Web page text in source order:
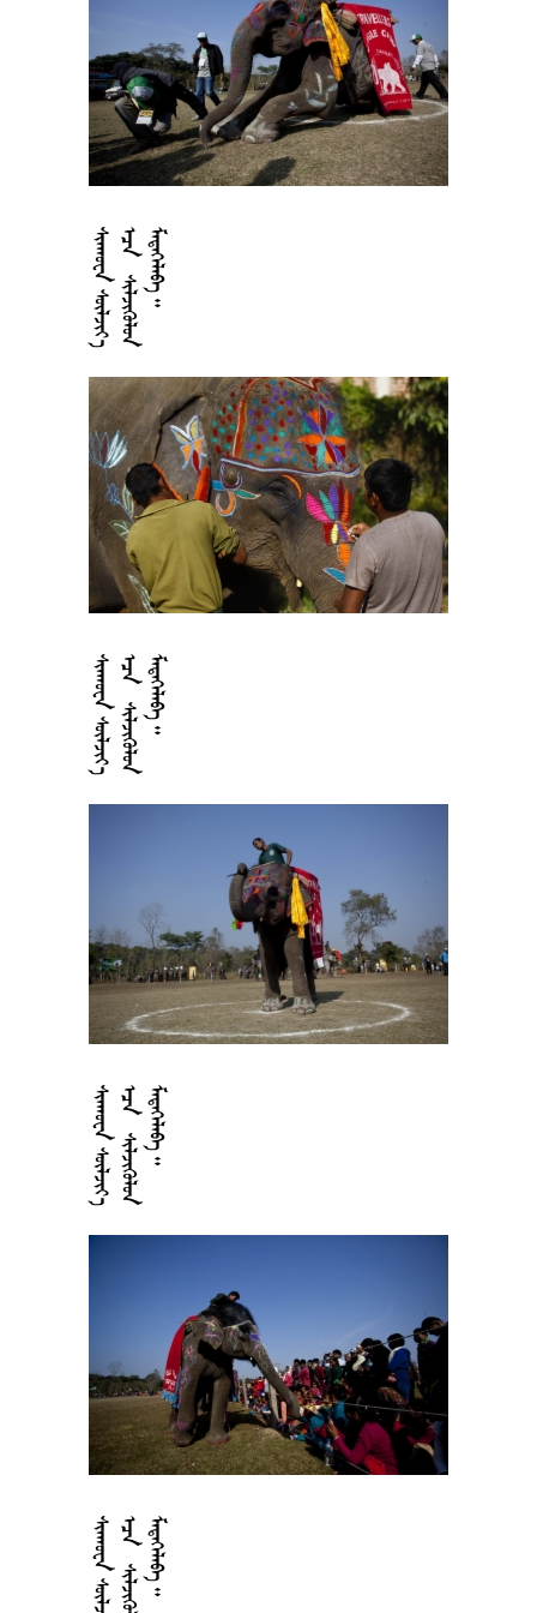




































 




































 




































 




































 